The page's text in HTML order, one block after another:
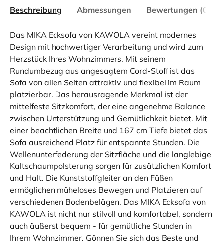
Beschreibung Abmessungen Bewertungen (0)
Das MIKA Ecksofa von KAWOLA vereint modernes
Design mit hochwertiger Verarbeitung und wird zum
Herzstück Ihres Wohnzimmers. Mit seinem
Rundumbezug aus angesagtem Cord-Stoff ist das
Sofa von allen Seiten attraktiv und flexibel im Raum
platzierbar. Das herausragende Merkmal ist der
mittelfeste Sitzkomfort, der eine angenehme Balance
zwischen Unterstützung und Gemütlichkeit bietet. Mit
einer beachtlichen Breite und 167 cm Tiefe bietet das
Sofa ausreichend Platz für entspannte Stunden. Die
Wellenunterfederung der Sitzfläche und die langlebige
Kaltschaumpolsterung sorgen für zusätzlichen Komfort
und Halt. Die Kunststoffgleiter an den Füßen
ermöglichen müheloses Bewegen und Platzieren auf
verschiedenen Bodenbelägen. Das MIKA Ecksofa von
KAWOLA ist nicht nur stilvoll und komfortabel, sondern
auch äußerst bequem - für gemütliche Stunden in
Ihrem Wohnzimmer. Gönnen Sie sich das Beste und